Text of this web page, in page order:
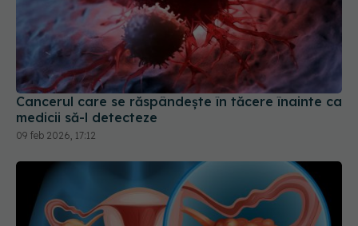
Cancerul care se răspândește în tăcere înainte ca
medicii să-l detecteze
09 feb 2026, 17:12